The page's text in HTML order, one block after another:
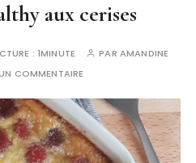
aux cerises
: 1MINUTE PAR AMANDINE
COMMENTAIRE